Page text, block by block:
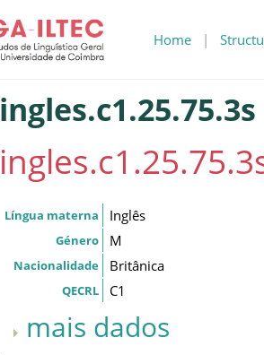
Home |
ingles.c1.25.75.3s
Língua materna Inglês
Género M
Nacionalidade Britânica
QECRL C1
mais dados